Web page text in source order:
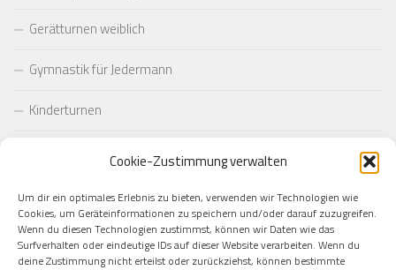
Cookie-Zustimmung verwalten
Um dir ein optimales Erlebnis zu bieten, verwenden wir Technologien wie
Cookies, um Geräteinformationen zu speichern und/oder darauf zuzugreifen.
Wenn du diesen Technologien zustimmst, können wir Daten wie das
Surfverhalten oder eindeutige IDs auf dieser Website verarbeiten. Wenn du
deine Zustimmung nicht erteilst oder zurückziehst, können bestimmte
Gerätturnen weiblich
Gymnastik für Jedermann
Kinderturnen
Taekwondo
Yoga